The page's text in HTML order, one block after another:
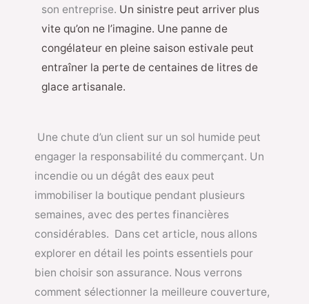
son entreprise. Un sinistre peut arriver plus
vite qu’on ne l’imagine. Une panne de
congélateur en pleine saison estivale peut
entraîner la perte de centaines de litres de
glace artisanale.
Une chute d’un client sur un sol humide peut
engager la responsabilité du commerçant. Un
incendie ou un dégât des eaux peut
immobiliser la boutique pendant plusieurs
semaines, avec des pertes financières
considérables. Dans cet article, nous allons
explorer en détail les points essentiels pour
bien choisir son assurance. Nous verrons
comment sélectionner la meilleure couverture,